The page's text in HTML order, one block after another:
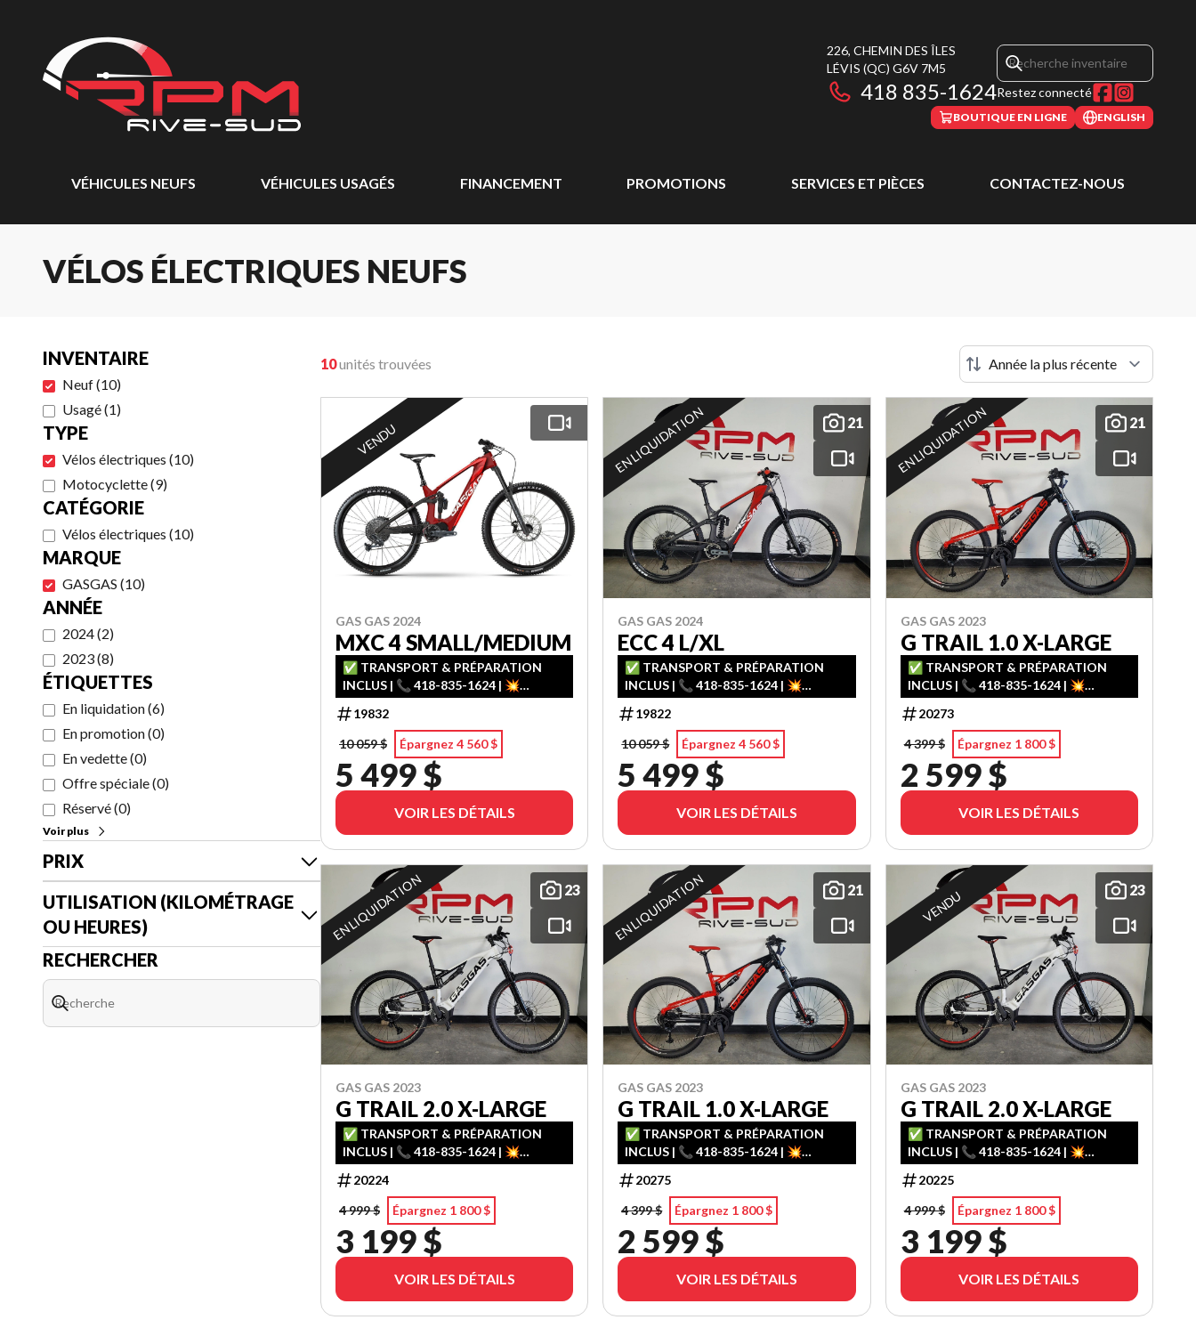
226, CHEMIN DES ÎLES
LÉVIS (QC) G6V 7M5
418 835-1624Restez connecté
BOUTIQUE EN LIGNE ENGLISH
VÉHICULES NEUFS VÉHICULES USAGÉS FINANCEMENT PROMOTIONS SERVICES ET PIÈCES CONTACTEZ-NOUS
VÉLOS ÉLECTRIQUES NEUFS
INVENTAIRE
Neuf(10)
Usagé(1)
TYPE
Vélos électriques (10)
Motocyclette(9)
CATÉGORIE
Vélos électriques (10)
MARQUE
GASGAS (10)
ANNÉE
2024(2)
2023(8)
ÉTIQUETTES
En liquidation(6)
En promotion(0)
En vedette(0)
Offre spéciale(0)
Réservé(0)
Voir plus
PRIX
UTILISATION (KILOMÉTRAGE
OU HEURES)
RECHERCHER
10unités trouvées
VENDU
GAS GAS 2024
MXC 4 SMALL/MEDIUM
✅ TRANSPORT & PRÉPARATION
INCLUS | 📞 418-835-1624 | 💥
FINANCEMENT FACILE – 1ʳᵉ, 2ᵉ & 3ᵉ
CHANCE AU CRÉDIT
19832
10 059 $
Épargnez 4 560 $
5 499 $
VOIR LES DÉTAILS
21
EN LIQUIDATION
GAS GAS 2024
ECC 4 L/XL
✅ TRANSPORT & PRÉPARATION
INCLUS | 📞 418-835-1624 | 💥
FINANCEMENT FACILE – 1ʳᵉ, 2ᵉ & 3ᵉ
CHANCE AU CRÉDIT
19822
10 059 $
Épargnez 4 560 $
5 499 $
VOIR LES DÉTAILS
21
EN LIQUIDATION
GAS GAS 2023
G TRAIL 1.0 X-LARGE
✅ TRANSPORT & PRÉPARATION
INCLUS | 📞 418-835-1624 | 💥
FINANCEMENT FACILE – 1ʳᵉ, 2ᵉ & 3ᵉ
CHANCE AU CRÉDIT
20273
4 399 $
Épargnez 1 800 $
2 599 $
VOIR LES DÉTAILS
23
EN LIQUIDATION
GAS GAS 2023
G TRAIL 2.0 X-LARGE
✅ TRANSPORT & PRÉPARATION
INCLUS | 📞 418-835-1624 | 💥
FINANCEMENT FACILE – 1ʳᵉ, 2ᵉ & 3ᵉ
CHANCE AU CRÉDIT
20224
4 999 $
Épargnez 1 800 $
3 199 $
VOIR LES DÉTAILS
21
EN LIQUIDATION
GAS GAS 2023
G TRAIL 1.0 X-LARGE
✅ TRANSPORT & PRÉPARATION
INCLUS | 📞 418-835-1624 | 💥
FINANCEMENT FACILE – 1ʳᵉ, 2ᵉ & 3ᵉ
CHANCE AU CRÉDIT
20275
4 399 $
Épargnez 1 800 $
2 599 $
VOIR LES DÉTAILS
23
VENDU
GAS GAS 2023
G TRAIL 2.0 X-LARGE
✅ TRANSPORT & PRÉPARATION
INCLUS | 📞 418-835-1624 | 💥
FINANCEMENT FACILE – 1ʳᵉ, 2ᵉ & 3ᵉ
CHANCE AU CRÉDIT
20225
4 999 $
Épargnez 1 800 $
3 199 $
VOIR LES DÉTAILS